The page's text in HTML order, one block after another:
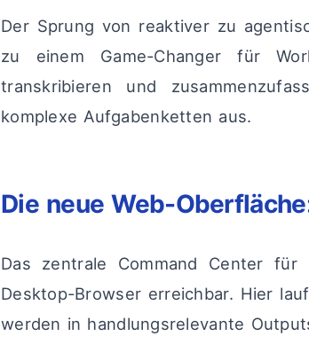
Der Sprung von reaktiver zu
zu einem Game-Changer für
transkribieren und
komplexe Aufgabenketten aus.
Die neue Web-
Das zentrale Command Center
Desktop-Browser erreichbar. Hier
werden in handlungsrelevante